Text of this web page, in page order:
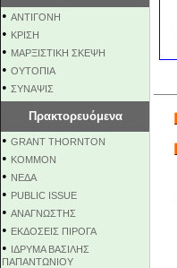
• ΑΝΤΙΓΟΝΗ
• ΚΡΙΣΗ
• ΜΑΡΞΙΣΤΙΚΗ ΣΚΕΨΗ
• ΟΥΤΟΠΙΑ
• ΣΥΝΑΨΙΣ
Πρακτορευόμενα
• GRANT THORNTON
• KOMMON
• NEΔΑ
• PUBLIC ISSUE
• ΑΝΑΓΝΩΣΤΗΣ
• ΕΚΔΟΣΕΙΣ ΠΙΡΟΓΑ
• ΙΔΡΥΜΑ ΒΑΣΙΛΗΣ
ΠΑΠΑΝΤΩΝΙΟΥ